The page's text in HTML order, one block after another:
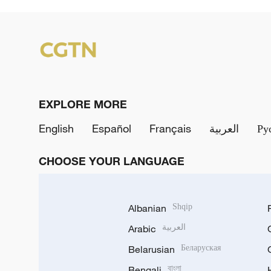
EXPLORE MORE
English
Español Français العربية
CHOOSE YOUR LANGUAGE
Albanian Shqip
Arabic العربية
Belarusian Беларуская
বাংলা